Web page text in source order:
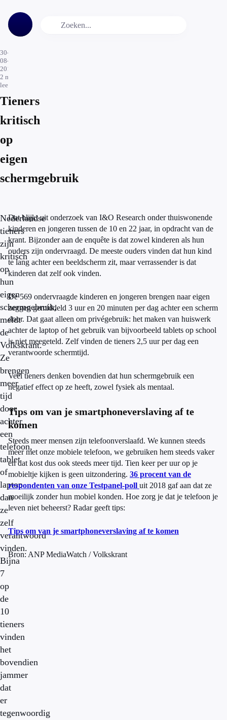
30-
08-
2019
2 min.
leestijd
Tieners
kritisch
op
eigen
schermgebruik
Nederlandse
tieners
zijn
kritisch
op
hun
eigen
schermgebruik,
meldt
de
Volkskrant.
Ze
brengen
meer
tijd
door
achter
een
telefoon,
tablet
of
laptop
dan
ze
zelf
verantwoord
vinden.
Bijna
7
op
de
10
tieners
vinden
het
bovendien
jammer
dat
er
tegenwoordig
Dat blijkt uit onderzoek van I&O Research onder thuiswonende
kinderen en jongeren tussen de 10 en 22 jaar, in opdracht van de
krant. Bijzonder aan de enquête is dat zowel kinderen als hun
ouders zijn ondervraagd. De meeste ouders vinden dat hun kind
te lang achter een beeldscherm zit, maar verrassender is dat
kinderen dat zelf ook vinden.
De 569 ondervraagde kinderen en jongeren brengen naar eigen
zeggen gemiddeld 3 uur en 20 minuten per dag achter een scherm
door. Dat gaat alleen om privégebruik: het maken van huiswerk
achter de laptop of het gebruik van bijvoorbeeld tablets op school
is niet meegeteld. Zelf vinden de tieners 2,5 uur per dag een
verantwoorde schermtijd.
Veel tieners denken bovendien dat hun schermgebruik een
negatief effect op ze heeft, zowel fysiek als mentaal.
Tips om van je smartphoneverslaving af te
komen
Steeds meer mensen zijn telefoonverslaafd. We kunnen steeds
meer met onze mobiele telefoon, we gebruiken hem steeds vaker
en dat kost dus ook steeds meer tijd. Tien keer per uur op je
mobieltje kijken is geen uitzondering. 36 procent van de
respondenten van onze Testpanel-poll uit 2018 gaf aan dat ze
moeilijk zonder hun mobiel konden. Hoe zorg je dat je telefoon je
leven niet beheerst? Radar geeft tips:
Tips om van je smartphoneverslaving af te komen
Bron: ANP MediaWatch / Volkskrant